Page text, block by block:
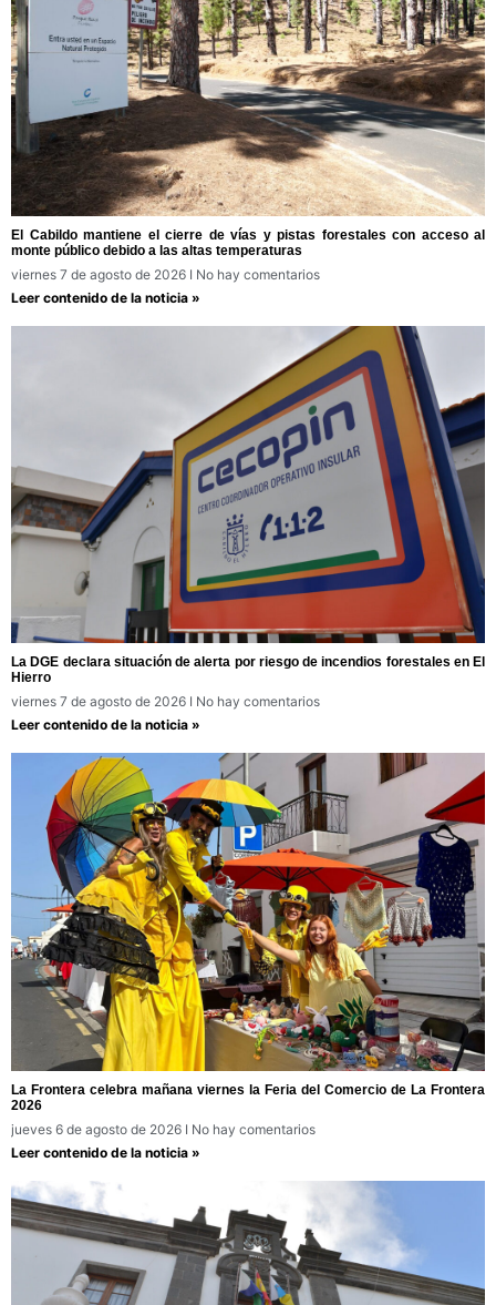
El Cabildo mantiene el cierre de vías y pistas forestales con acceso al
monte público debido a las altas temperaturas
viernes 7 de agosto de 2026
No hay comentarios
Leer contenido de la noticia »
La DGE declara situación de alerta por riesgo de incendios forestales en El
Hierro
viernes 7 de agosto de 2026
No hay comentarios
Leer contenido de la noticia »
La Frontera celebra mañana viernes la Feria del Comercio de La Frontera
2026
jueves 6 de agosto de 2026
No hay comentarios
Leer contenido de la noticia »